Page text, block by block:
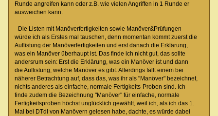
Runde angreifen kann oder z.B. wie vielen Angriffen in 1 Runde er
ausweichen kann.
- Die Listen mit Manöverfertigkeiten sowie Manöver&Prüfungen
würde ich als Erstes mal tauschen, denn momentan kommt zuerst die
Auflistung der Manöverfertigkeiten und erst danach die Erklärung,
was ein Manöver überhaupt ist. Das finde ich nicht gut, das sollte
andersrum sein: Erst die Erklärung, was ein Manöver ist und dann
die Auflistung, welche Manöver es gibt. Allerdings fällt einem bei
näherer Betrachtung auf, dass das, was ihr als "Manöver" bezeichnet,
nichts anderes als einfache, normale Fertigkeits-Proben sind. Ich
finde zudem die Bezeichnung "Manöver" für einfache, normale
Fertigkeitsproben höchst unglücklich gewählt, weil ich, als ich das 1.
Mal bei DTdI von Manövern gelesen habe, dachte, es würde dabei